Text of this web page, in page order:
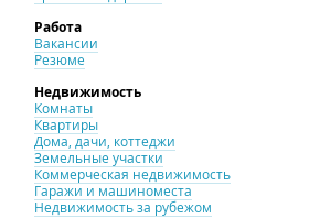
Работа
Вакансии
Резюме
Недвижимость
Комнаты
Квартиры
Дома, дачи, коттеджи
Земельные участки
Коммерческая недвижимость
Гаражи и машиноместа
Недвижимость за рубежом